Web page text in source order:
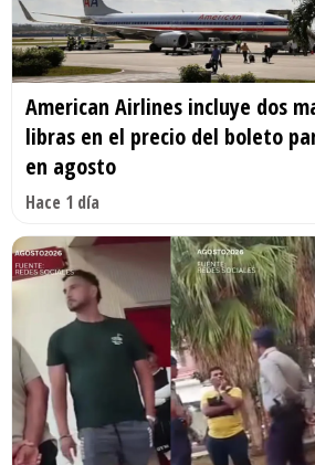
American Airlines incluye dos
libras en el precio del boleto
en agosto
Hace 1 día